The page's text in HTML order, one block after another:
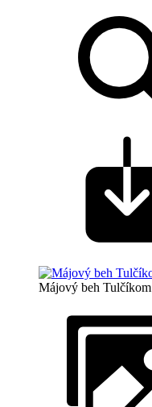
Májový beh Tulčíkom